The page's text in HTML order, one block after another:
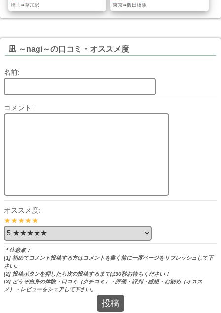
埼玉➠草加駅 東京➠飯田橋駅
凪 ～nagi～の口コミ・オススメ度
名前:
コメント:
オススメ度:
★★★★★
＊注意点：
[1] 初めてコメント投稿する方はコメントを書く前に一度ページをリフレッシュして下
さい。
[2] 投稿ボタンを押したら次の投稿するまでは30秒お待ちください！
[3] どうぞ自身の体験・口コミ（クチコミ）・評価・評判・感想・お勧め（オスス
メ）・レビューをシェアして下さい。
投稿